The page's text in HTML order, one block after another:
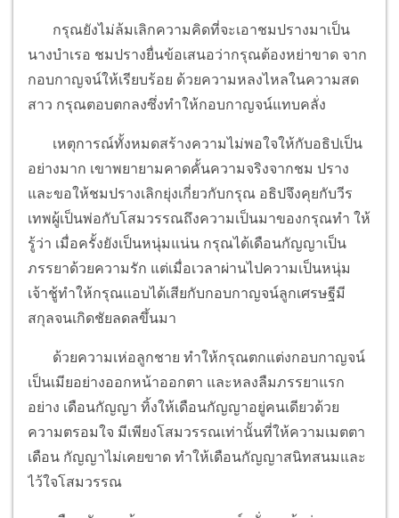
กรุณยังไม่ล้มเลิกความคิดที่จะเอาชมปรางมาเป็น
นางบำเรอ ชมปรางยื่นข้อเสนอว่ากรุณต้องหย่าขาด จาก
กอบกาญจน์ให้เรียบร้อย ด้วยความหลงไหลในความสด
สาว กรุณตอบตกลงซึ่งทำให้กอบกาญจน์แทบคลั่ง
เหตุการณ์ทั้งหมดสร้างความไม่พอใจให้กับอธิปเป็น
อย่างมาก เขาพยายามคาดคั้นความจริงจากชม ปราง
และขอให้ชมปรางเลิกยุ่งเกี่ยวกับกรุณ อธิปจึงคุยกับวีร
เทพผู้เป็นพ่อกับโสมวรรณถึงความเป็นมาของกรุณทำ ให้
รู้ว่า เมื่อครั้งยังเป็นหนุ่มแน่น กรุณได้เดือนกัญญาเป็น
ภรรยาด้วยความรัก แต่เมื่อเวลาผ่านไปความเป็นหนุ่ม
เจ้าชู้ทำให้กรุณแอบได้เสียกับกอบกาญจน์ลูกเศรษฐีมี
สกุลจนเกิดชัยลดลขึ้นมา
ด้วยความเห่อลูกชาย ทำให้กรุณตกแต่งกอบกาญจน์
เป็นเมียอย่างออกหน้าออกตา และหลงลืมภรรยาแรก
อย่าง เดือนกัญญา ทิ้งให้เดือนกัญญาอยู่คนเดียวด้วย
ความตรอมใจ มีเพียงโสมวรรณเท่านั้นที่ให้ความเมตตา
เดือน กัญญาไม่เคยขาด ทำให้เดือนกัญญาสนิทสนมและ
ไว้ใจโสมวรรณ